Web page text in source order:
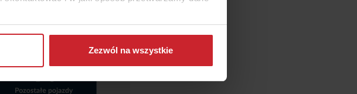
Zezwól na wszystkie